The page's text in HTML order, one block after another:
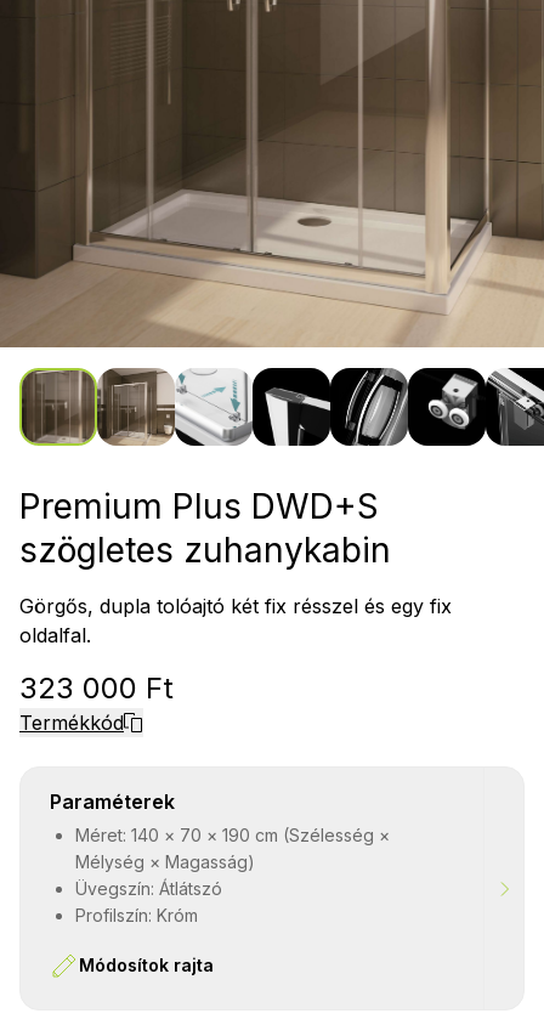
Premium Plus DWD+S
szögletes zuhanykabin
Görgős, dupla tolóajtó két fix résszel és egy fix
oldalfal.
323 000 Ft
Termékkód
Paraméterek
Méret: 140 × 70 × 190 cm (Szélesség ×
Mélység × Magasság)
Üvegszín: Átlátszó
Profilszín: Króm
Módosítok rajta